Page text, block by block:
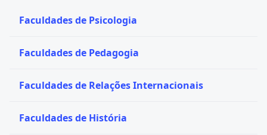
Faculdades de Psicologia
Faculdades de Pedagogia
Faculdades de Relações Internacionais
Faculdades de História